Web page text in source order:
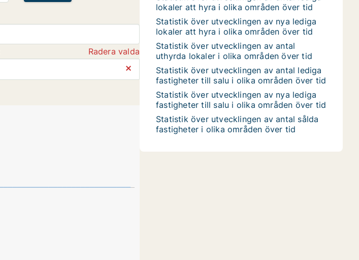
Radera valda
⨯
lokaler att hyra i olika områden över tid
Statistik över utvecklingen av nya lediga
lokaler att hyra i olika områden över tid
Statistik över utvecklingen av antal
uthyrda lokaler i olika områden över tid
Statistik över utvecklingen av antal lediga
fastigheter till salu i olika områden över tid
Statistik över utvecklingen av nya lediga
fastigheter till salu i olika områden över tid
Statistik över utvecklingen av antal sålda
fastigheter i olika områden över tid